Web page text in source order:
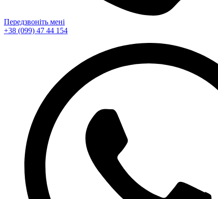
Передзвоніть мені
+38 (099) 47 44 154